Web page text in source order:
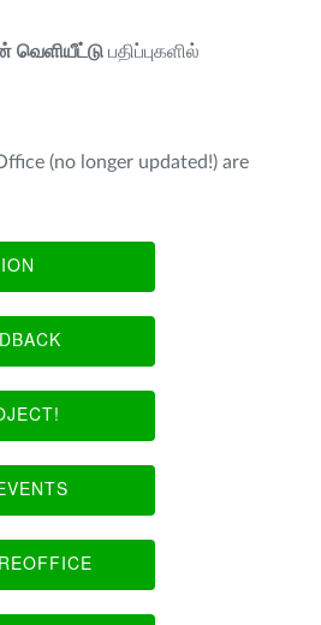
வெளியீட்டு பதிப்புகளில்
(no longer updated!) are